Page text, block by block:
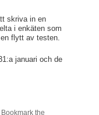
skriva in en
i enkäten som
flytt av testen.
januari och de
Bookmark the